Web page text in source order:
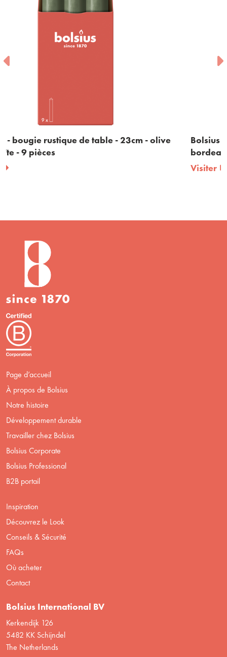
olive
Bolsius - bougie rustique de table - 23cm -
bordeaux - en boîte - 9 pièces
Page d’accueil
À propos de Bolsius
Notre histoire
Développement durable
Travailler chez Bolsius
Bolsius Corporate
Bolsius Professional
B2B portail
Inspiration
Découvrez le Look
Conseils & Sécurité
FAQs
Où acheter
Contact
Bolsius International BV
Kerkendijk 126
5482 KK Schijndel
The Netherlands